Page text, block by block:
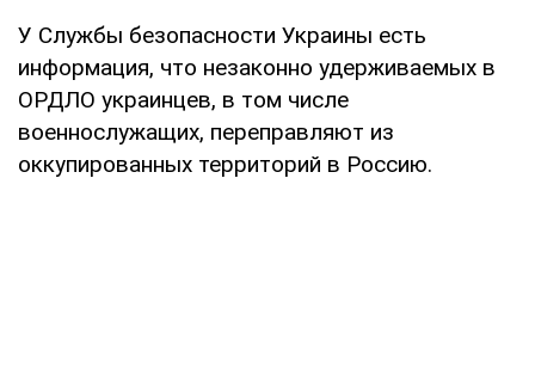
У Службы безопасности Украины есть
информация, что незаконно удерживаемых в
ОРДЛО украинцев, в том числе
военнослужащих, переправляют из
оккупированных территорий в Россию.